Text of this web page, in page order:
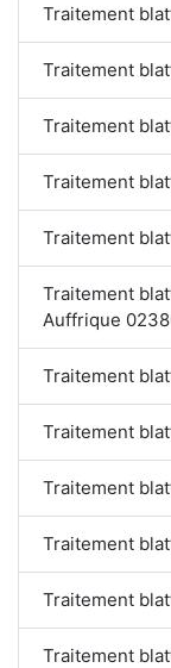
Traitement
Traitement
Traitement
Traitement
Traitement
Traitement
Auffrique
Traitement
Traitement
Traitement
Traitement
Traitement
Traitement